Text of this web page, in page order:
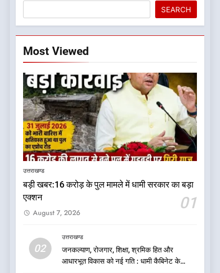
SEARCH
Most Viewed
उत्तराखण्ड
बड़ी खबर:16 करोड़ के पुल मामले में धामी सरकार का बड़ा
एक्शन
01
August 7, 2026
02
उत्तराखण्ड
जनकल्याण, रोजगार, शिक्षा, श्रमिक हित और
आधारभूत विकास को नई गति : धामी कैबिनेट के
5
कृष्णा हाउसकीपिंग के मालिक दीपक
जायसवाल विनोद नौटियाल आदि पर
6